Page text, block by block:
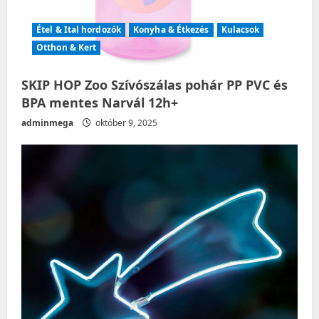
Étel & Ital hordozók Konyha & Étkezés
Kulacsok
Otthon & Kert
SKIP HOP Zoo Szívószálas pohár PP PVC és
BPA mentes Narvál 12h+
adminmega október 9, 2025